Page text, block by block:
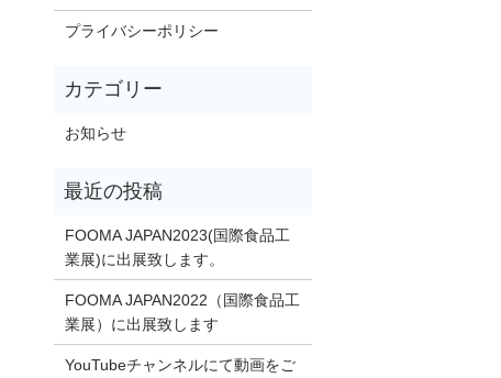
プライバシーポリシー
お知らせ
FOOMA JAPAN2023(国際食品工
業展)に出展致します。
FOOMA JAPAN2022（国際食品工
業展）に出展致します
YouTubeチャンネルにて動画をご